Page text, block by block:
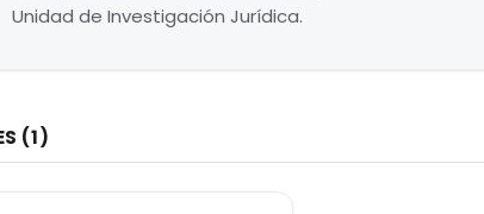
Unidad de Investigación Jurídica.
(1)